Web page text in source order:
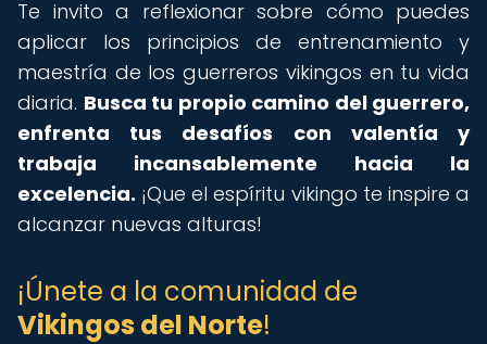
Te invito a reflexionar sobre cómo puedes
aplicar los principios de entrenamiento y
maestría de los guerreros vikingos en tu vida
diaria. Busca tu propio camino del guerrero,
enfrenta tus desafíos con valentía y
trabaja incansablemente hacia la
excelencia. ¡Que el espíritu vikingo te inspire a
alcanzar nuevas alturas!
¡Únete a la comunidad de
Vikingos del Norte!